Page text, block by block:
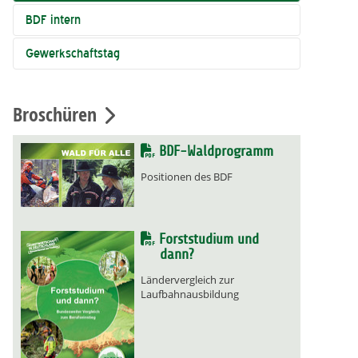
BDF intern
Gewerkschaftstag
Broschüren
BDF-Waldprogramm
Positionen des BDF
Forststudium und
dann?
Ländervergleich zur
Laufbahnausbildung